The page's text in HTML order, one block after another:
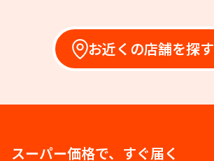
お近くの店舗を探す
スーパー価格で、すぐ届く